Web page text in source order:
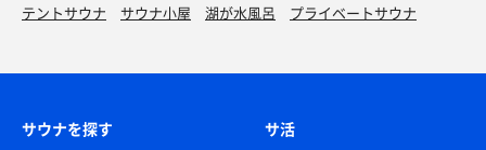
テントサウナ
サウナ小屋 湖が水風呂 プライベートサウナ
サウナを探す サ活